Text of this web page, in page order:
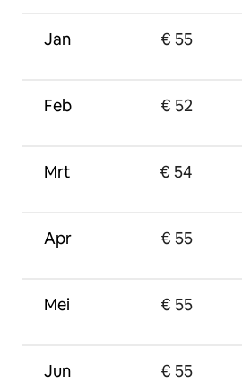
Jan
Feb
Mrt
Apr
Mei
Jun
€ 55
€ 52
€ 54
€ 55
€ 55
€ 55